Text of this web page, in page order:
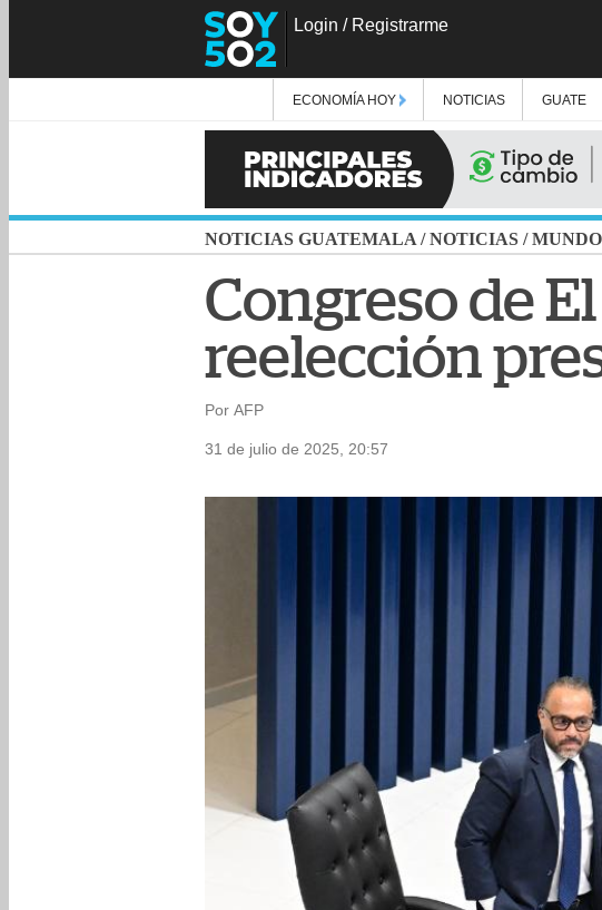
Login / Registrarme
ECONOMÍA HOY NOTICIAS GUATE
NOTICIAS GUATEMALA /NOTICIAS /MUNDO
Congreso de
reelección
Por AFP
31 de julio de 2025, 20:57